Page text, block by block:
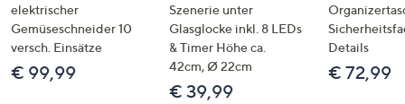
elektrischer
Gemüseschneider 10
versch. Einsätze
€ 99,99
Szenerie unter
Glasglocke inkl. 8 LEDs
& Timer Höhe ca.
42cm, Ø 22cm
€ 39,99
Details
€ 72,99